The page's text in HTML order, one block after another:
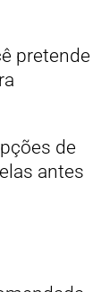
pretende
de
antes